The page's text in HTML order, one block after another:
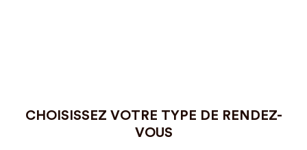
CHOISISSEZ VOTRE TYPE DE RENDEZ-
VOUS